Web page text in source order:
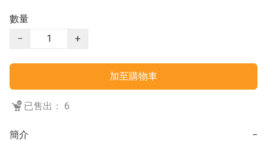
數量
−
+
加至購物車
已售出： 6
簡介 −